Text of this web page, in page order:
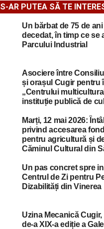
S-AR PUTEA SĂ TE
Un bărbat de 75 de
decedat, în timp ce se
Parcului Industrial
Asociere între
și orașul Cugir pentru
„Centrului
instituție publică de
Marți, 12 mai 2026:
privind accesarea
pentru agricultură și
Căminul Cultural din
Un pas concret spre
Centrul de Zi pentru
Dizabilități din Vinerea
Uzina Mecanică
de-a XIX-a ediție a